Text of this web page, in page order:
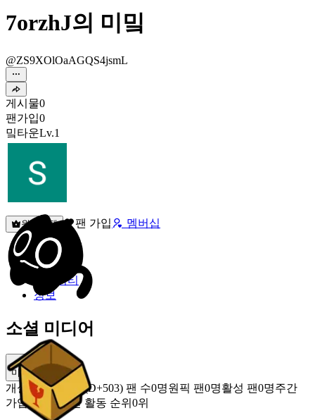
7orzhJ의 미밐
@ZS9XOlOaAGQS4jsmL
게시물0
팬가입0
밐타운Lv.1
원픽선택 팬 가입 멤버십
밐타운
피드
커뮤니티
정보
소셜 미디어
미밐 공유
개설 2025.03.22 (D+503) 팬 수0명원픽 팬0명활성 팬0명주간
가입 팬 0명주간 활동 순위 0위